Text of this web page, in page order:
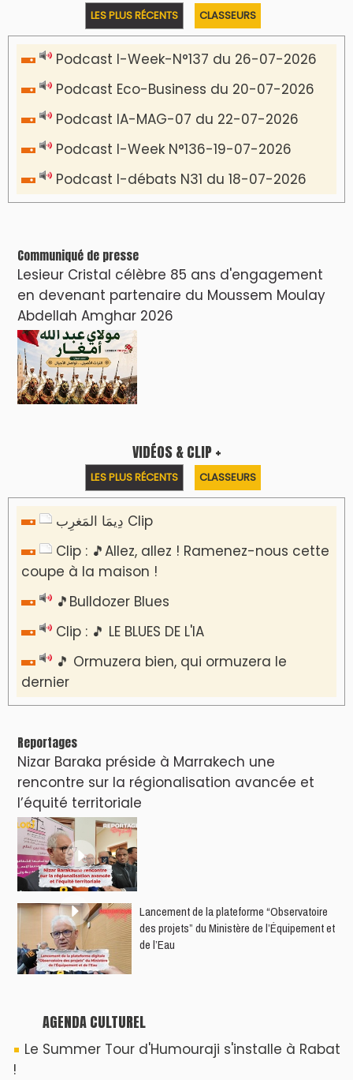
LES PLUS RÉCENTS CLASSEURS
Podcast I-Week-N°137 du 26-07-2026
Podcast Eco-Business du 20-07-2026
Podcast IA-MAG-07 du 22-07-2026
Podcast I-Week N°136-19-07-2026
Podcast I-débats N31 du 18-07-2026
Communiqué de presse
Lesieur Cristal célèbre 85 ans d'engagement
en devenant partenaire du Moussem Moulay
Abdellah Amghar 2026
VIDÉOS & CLIP +
LES PLUS RÉCENTS CLASSEURS
دِيمَا المَغرِب Clip
Clip : 🎵Allez, allez ! Ramenez-nous cette
coupe à la maison !
🎵Bulldozer Blues
Clip : 🎵 LE BLUES DE L'IA
🎵 Ormuzera bien, qui ormuzera le
dernier
Reportages
Nizar Baraka préside à Marrakech une
rencontre sur la régionalisation avancée et
l’équité territoriale
​Lancement de la plateforme “Observatoire
des projets” du Ministère de l’Équipement et
de l’Eau
AGENDA CULTUREL
Le Summer Tour d'Humouraji s'installe à Rabat
!